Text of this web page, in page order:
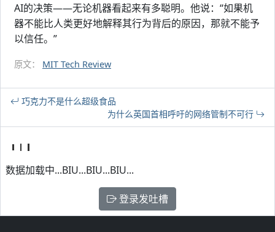
AI的决策——无论机器看起来有多聪明。他说：“如果机
器不能比人类更好地解释其行为背后的原因，那就不能予
以信任。”
原文： MIT Tech Review
巧克力不是什么超级食品
为什么英国首相呼吁的网络管制不可行
数据加载中...BIU...BIU...BIU...
登录发吐槽